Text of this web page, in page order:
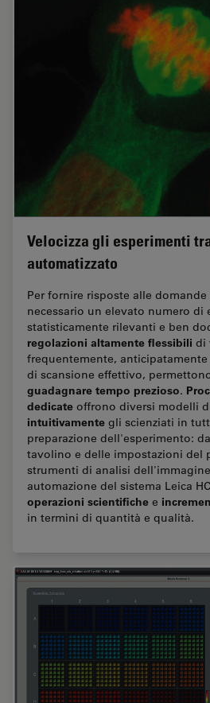
Velocizza gli esperimenti
automatizzato
Per fornire risposte alle
necessario un elevato numero di
statisticamente rilevanti e ben
regolazioni altamente flessibili di
frequentemente,
di scansione effettivo,
guadagnare tempo prezioso.
dedicate offrono diversi modelli
intuitivamente gli scienziati in
preparazione dell'esperimento:
tavolino e delle impostazioni del
strumenti di analisi
automazione del sistema Leica
operazioni scientifiche e
in termini di quantità e qualità.